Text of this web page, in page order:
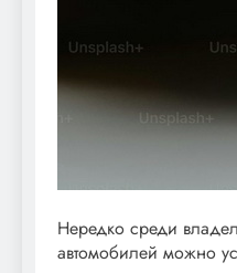
Нередко среди
автомобилей можно